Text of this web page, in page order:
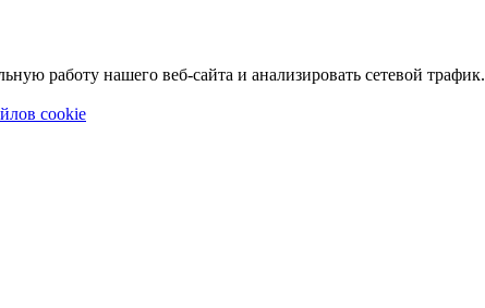
работу нашего веб-сайта и анализировать сетевой трафик.
cookie